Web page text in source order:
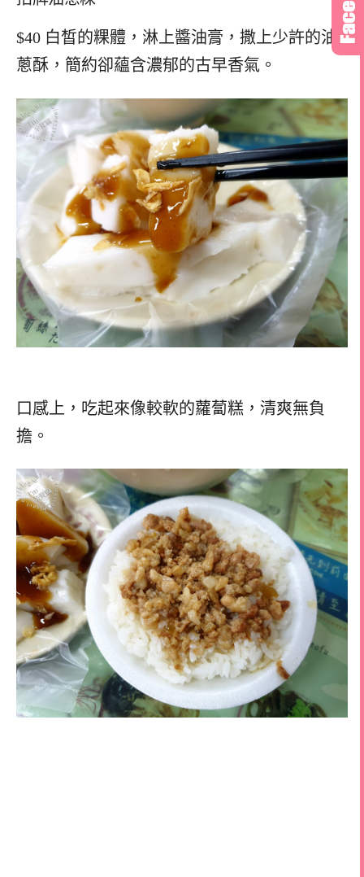
$40 白皙的粿體，淋上醬油膏，撒上少許的油
蔥酥，簡約卻蘊含濃郁的古早香氣。
口感上，吃起來像較軟的蘿蔔糕，清爽無負
擔。